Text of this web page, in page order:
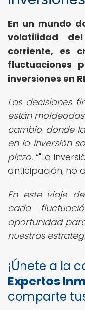
En un mundo
volatilidad
corriente, es
fluctuaciones
inversiones en
Las decisiones
están
cambio, donde
en la inversión
plazo. "La
anticipación, no
En este viaje
cada
oportunidad
nuestras
¡Únete a la
Expertos
comparte